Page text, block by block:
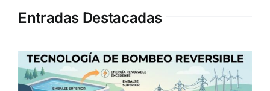
Entradas Destacadas